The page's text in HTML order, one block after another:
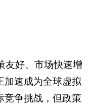
友好、市场快速增
加速成为全球虚拟
竞争挑战，但政策